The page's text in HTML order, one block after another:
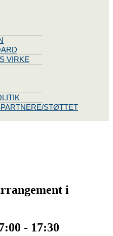
VIRKE
STØTTET
i
- 17:30